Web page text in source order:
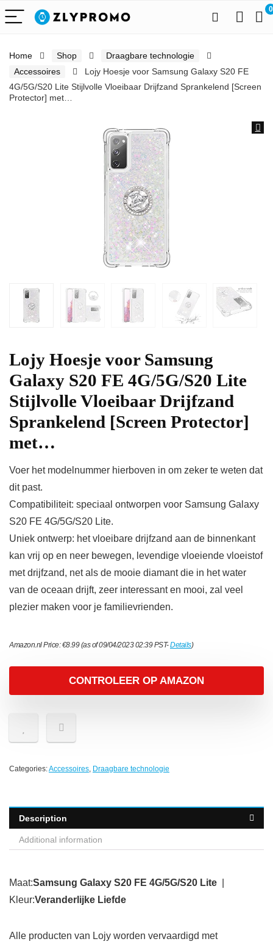
0
Home Shop
Draagbare technologie
Accessoires
Lojy Hoesje voor Samsung Galaxy S20 FE
4G/5G/S20 Lite Stijlvolle Vloeibaar Drijfzand Sprankelend [Screen
Protector] met…
Lojy Hoesje voor Samsung
Galaxy S20 FE 4G/5G/S20 Lite
Stijlvolle Vloeibaar Drijfzand
Sprankelend [Screen Protector]
met…
Voer het modelnummer hierboven in om zeker te weten dat
dit past.
Compatibiliteit: speciaal ontworpen voor Samsung Galaxy
S20 FE 4G/5G/S20 Lite.
Uniek ontwerp: het vloeibare drijfzand aan de binnenkant
kan vrij op en neer bewegen, levendige vloeiende vloeistof
met drijfzand, net als de mooie diamant die in het water
van de oceaan drijft, zeer interessant en mooi, zal veel
plezier maken voor je familievrienden.
Amazon.nl Price:€8.99(as of 09/04/2023 02:39 PST-Details)
CONTROLEER OP AMAZON
Categories:Accessoires, Draagbare technologie
Description
Additional information
Maat:Samsung Galaxy S20 FE 4G/5G/S20 Lite
Kleur:Veranderlijke Liefde
Alle producten van Lojy worden vervaardigd met